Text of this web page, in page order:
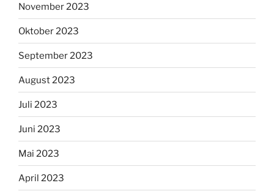
November 2023
Oktober 2023
September 2023
August 2023
Juli 2023
Juni 2023
Mai 2023
April 2023